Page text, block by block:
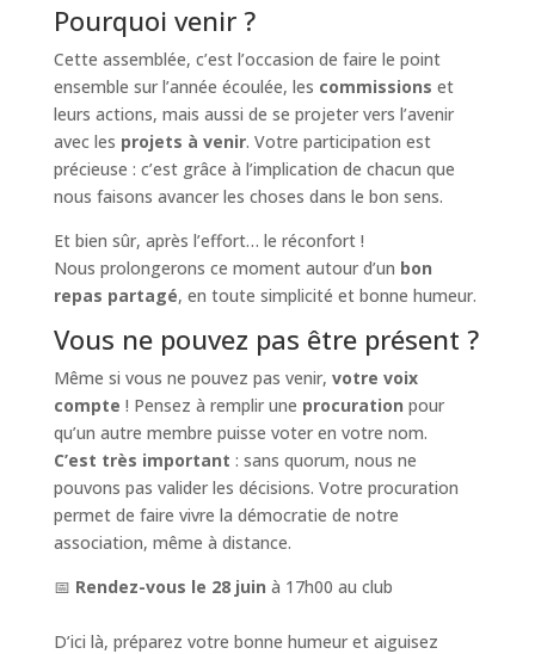
Pourquoi venir ?
Cette assemblée, c’est l’occasion de faire le point
ensemble sur l’année écoulée, les commissions et
leurs actions, mais aussi de se projeter vers l’avenir
avec les projets à venir. Votre participation est
précieuse : c’est grâce à l’implication de chacun que
nous faisons avancer les choses dans le bon sens.
Et bien sûr, après l’effort… le réconfort !
Nous prolongerons ce moment autour d’un bon
repas partagé, en toute simplicité et bonne humeur.
Vous ne pouvez pas être présent ?
Même si vous ne pouvez pas venir, votre voix
compte ! Pensez à remplir une procuration pour
qu’un autre membre puisse voter en votre nom.
C’est très important : sans quorum, nous ne
pouvons pas valider les décisions. Votre procuration
permet de faire vivre la démocratie de notre
association, même à distance.
📅 Rendez-vous le 28 juin à 17h00 au club
D’ici là, préparez votre bonne humeur et aiguisez